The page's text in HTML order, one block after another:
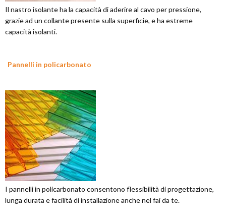
Il nastro isolante ha la capacità di aderire al cavo per pressione,
grazie ad un collante presente sulla superficie, e ha estreme
capacità isolanti.
Pannelli in policarbonato
I pannelli in policarbonato consentono flessibilità di progettazione,
lunga durata e facilità di installazione anche nel fai da te.